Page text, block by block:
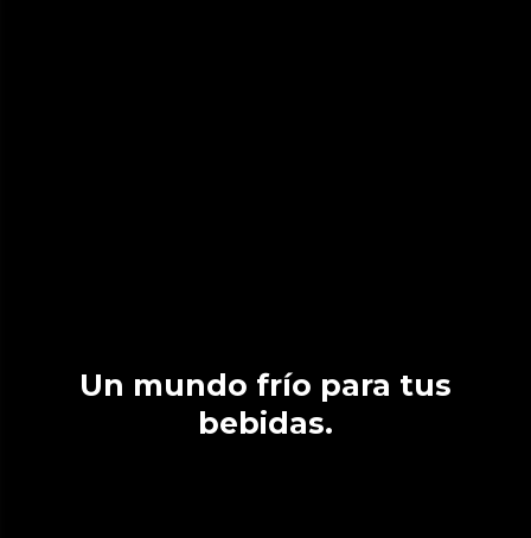
Un mundo frío para tus
bebidas.